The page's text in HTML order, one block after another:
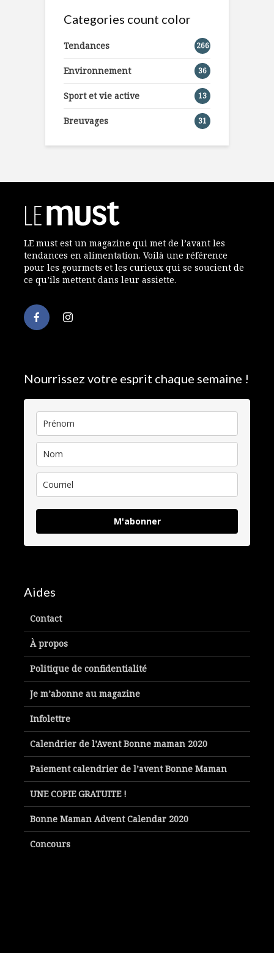
Categories count color
Tendances 266
Environnement 36
Sport et vie active 13
Breuvages 31
LE must est un magazine qui met de l’avant les
tendances en alimentation. Voilà une référence
pour les gourmets et les curieux qui se soucient de
ce qu’ils mettent dans leur assiette.
Nourrissez votre esprit chaque semaine !
M'abonner
Aides
Contact
À propos
Politique de confidentialité
Je m’abonne au magazine
Infolettre
Calendrier de l’Avent Bonne maman 2020
Paiement calendrier de l’avent Bonne Maman
UNE COPIE GRATUITE !
Bonne Maman Advent Calendar 2020
Concours